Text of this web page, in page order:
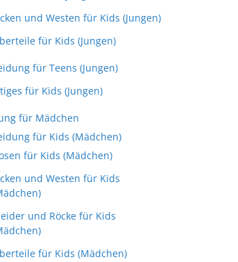
und Westen für Kids (Jungen)
für Kids (Jungen)
für Teens (Jungen)
für Kids (Jungen)
für Mädchen
für Kids (Mädchen)
für Kids (Mädchen)
und Westen für Kids
und Röcke für Kids
für Kids (Mädchen)